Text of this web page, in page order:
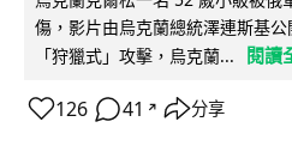
傷，影片由烏克蘭總統澤連斯基
「狩獵式」攻擊，烏克蘭...
閱讀
126 41 ↗ 分享